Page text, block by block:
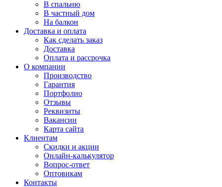
В спальню
В частный дом
На балкон
Доставка и оплата
Как сделать заказ
Доставка
Оплата и рассрочка
О компании
Производство
Гарантия
Портфолио
Отзывы
Реквизиты
Вакансии
Карта сайта
Клиентам
Скидки и акции
Онлайн-калькулятор
Вопрос-ответ
Оптовикам
Контакты